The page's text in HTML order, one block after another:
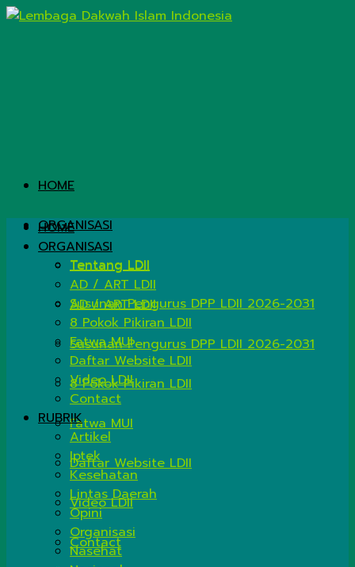
HOME
ORGANISASI
Tentang LDII
AD / ART LDII
Susunan Pengurus DPP LDII 2026-2031
8 Pokok Pikiran LDII
Fatwa MUI
Daftar Website LDII
Video LDII
Contact
HOME
ORGANISASI
Tentang LDII
AD / ART LDII
Susunan Pengurus DPP LDII 2026-2031
8 Pokok Pikiran LDII
Fatwa MUI
Daftar Website LDII
Video LDII
Contact
RUBRIK
Artikel
Iptek
Kesehatan
Lintas Daerah
Opini
Organisasi
Nasehat